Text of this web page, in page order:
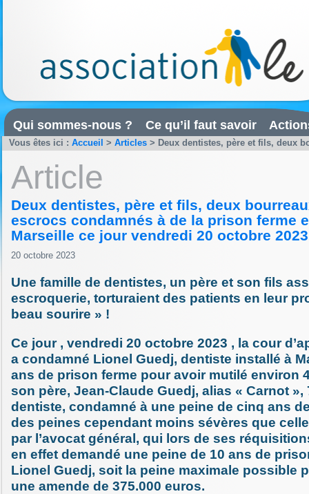
Qui sommes-nous ? Ce qu’il faut savoir
Vous êtes ici : Accueil > Articles > Deux dentistes, père et fils, deux
Article
Deux dentistes, père et fils, deux
escrocs condamnés à de la prison ferme
Marseille ce jour vendredi 20 octobre 2023
20 octobre 2023
Une famille de dentistes, un père et son fils
escroquerie, torturaient des patients en leur
beau sourire » !
Ce jour , vendredi 20 octobre 2023 , la cour
a condamné Lionel Guedj, dentiste installé à
ans de prison ferme pour avoir mutilé environ
son père, Jean-Claude Guedj, alias « Carnot »,
dentiste, condamné à une peine de cinq ans
des peines cependant moins sévères que
par l’avocat général, qui lors de ses
en effet demandé une peine de 10 ans de
Lionel Guedj, soit la peine maximale possible
une amende de 375.000 euros.